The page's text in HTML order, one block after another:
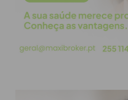
A integração, que deverá
de 2026, transforma a
peso no mercado mundial de